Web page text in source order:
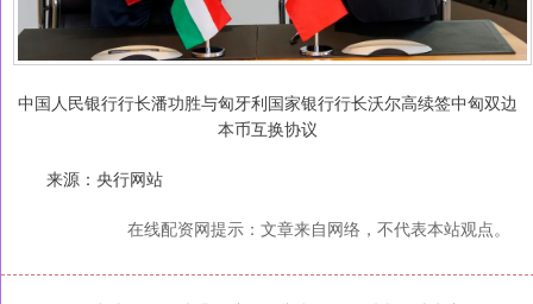
中国人民银行行长潘功胜与匈牙利国家银行行长沃尔高续签中匈双边
本币互换协议
来源：央行网站
在线配资网提示：文章来自网络，不代表本站观点。